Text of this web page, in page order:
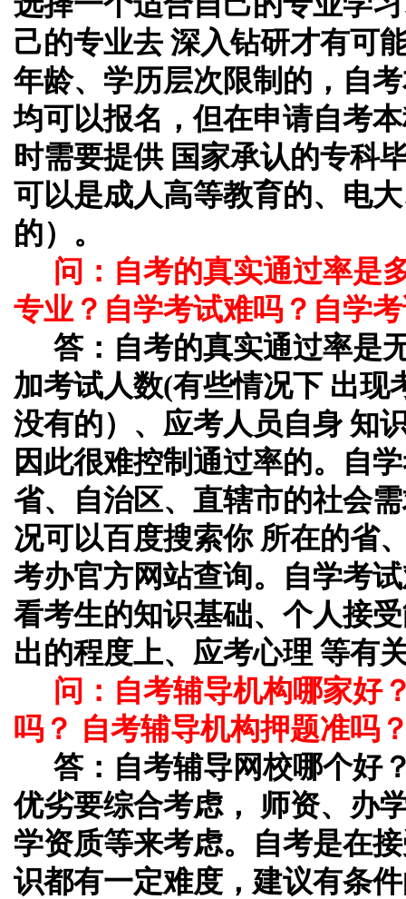
己的专业去 深入钻研才有可
年龄、学历层次限制的，自
均可以报名，但在申请自考
时需要提供 国家承认的专科
可以是成人高等教育的、电
的）。
问：自考的真实通过率是
专业？自学考试难吗？自学
答：自考的真实通过率是
加考试人数(有些情况下 出现
没有的）、应考人员自身 知
因此很难控制通过率的。自
省、自治区、直辖市的社会
况可以百度搜索你 所在的省
考办官方网站查询。自学考
看考生的知识基础、个人接
出的程度上、应考心理 等有
问：自考辅导机构哪家好
吗？ 自考辅导机构押题准吗
答：自考辅导网校哪个好
优劣要综合考虑， 师资、办
学资质等来考虑。自考是在
识都有一定难度，建议有条